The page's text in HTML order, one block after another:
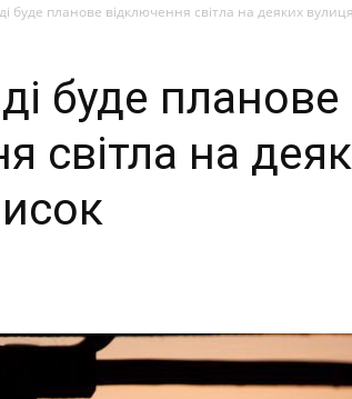
буде планове відключення світла на деяких
буде планове
світла на